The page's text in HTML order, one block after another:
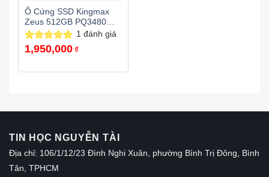
Ổ Cứng SSD Kingmax
Zeus 512GB PQ3480
M.2 NVMe PCIe 3.0
Được xếp
1 đánh giá
1,950,000 ₫
TIN HỌC NGUYỄN TÀI
Địa chỉ: 106/1/12/23 Đình Nghi Xuân, phường Bình Trị Đông, Bình
Tân, TPHCM